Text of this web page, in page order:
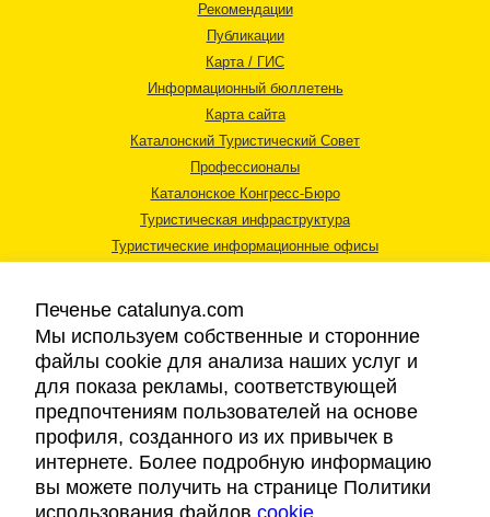
Рекомендации
Публикации
Карта / ГИС
Информационный бюллетень
Карта сайта
Каталонский Туристический Совет
Профессионалы
Каталонское Конгресс-Бюро
Туристическая инфраструктура
Туристические информационные офисы
Правовая информация
Cookies
Доступность
Печенье catalunya.com
Мы используем собственные и сторонние
файлы cookie для анализа наших услуг и
для показа рекламы, соответствующей
предпочтениям пользователей на основе
профиля, созданного из их привычек в
интернете. Более подробную информацию
вы можете получить на странице Политики
использования файлов cookie